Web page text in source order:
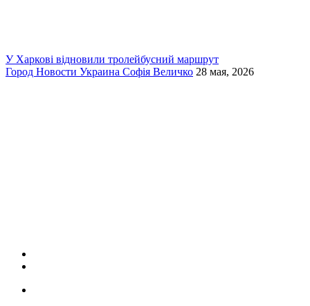
У Харкові відновили тролейбусний маршрут
Город Новости Украина Софія Величко 28 мая, 2026